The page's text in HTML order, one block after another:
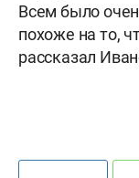
Всем было
похоже на то,
рассказал